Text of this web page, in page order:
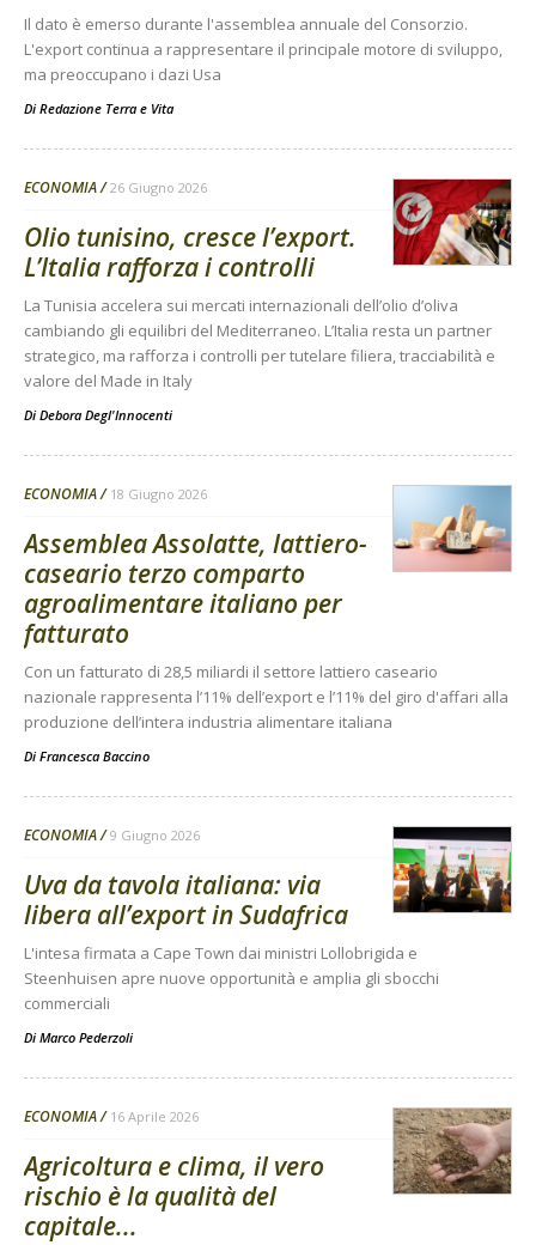
Il dato è emerso durante l'assemblea annuale del Consorzio.
L'export continua a rappresentare il principale motore di sviluppo,
ma preoccupano i dazi Usa
Di Redazione Terra e Vita
ECONOMIA 26 Giugno 2026
Olio tunisino, cresce l’export.
L’Italia rafforza i controlli
La Tunisia accelera sui mercati internazionali dell’olio d’oliva
cambiando gli equilibri del Mediterraneo. L’Italia resta un partner
strategico, ma rafforza i controlli per tutelare filiera, tracciabilità e
valore del Made in Italy
Di Debora Degl'Innocenti
ECONOMIA 18 Giugno 2026
Assemblea Assolatte, lattiero-
caseario terzo comparto
agroalimentare italiano per
fatturato
Con un fatturato di 28,5 miliardi il settore lattiero caseario
nazionale rappresenta l’11% dell’export e l’11% del giro d'affari alla
produzione dell’intera industria alimentare italiana
Di Francesca Baccino
ECONOMIA 9 Giugno 2026
Uva da tavola italiana: via
libera all’export in Sudafrica
L'intesa firmata a Cape Town dai ministri Lollobrigida e
Steenhuisen apre nuove opportunità e amplia gli sbocchi
commerciali
Di Marco Pederzoli
ECONOMIA 16 Aprile 2026
Agricoltura e clima, il vero
rischio è la qualità del
capitale...